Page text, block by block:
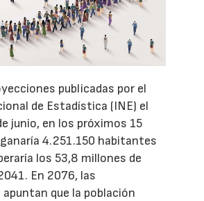
publicadas por el
de Estadística (INE) el
junio, en los próximos 15
4.251.150 habitantes
los 53,8 millones de
En 2076, las
que la población